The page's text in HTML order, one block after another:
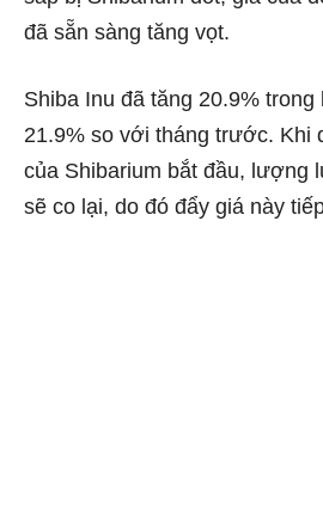
đã sẵn sàng tăng vọt.
Shiba Inu đã tăng 20.9%
21.9% so với tháng trước. Khi
của Shibarium bắt đầu, lượng
sẽ co lại, do đó đẩy giá này